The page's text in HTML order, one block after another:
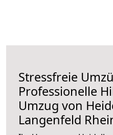
Stressfreie
Professionelle
Umzug von
Langenfeld